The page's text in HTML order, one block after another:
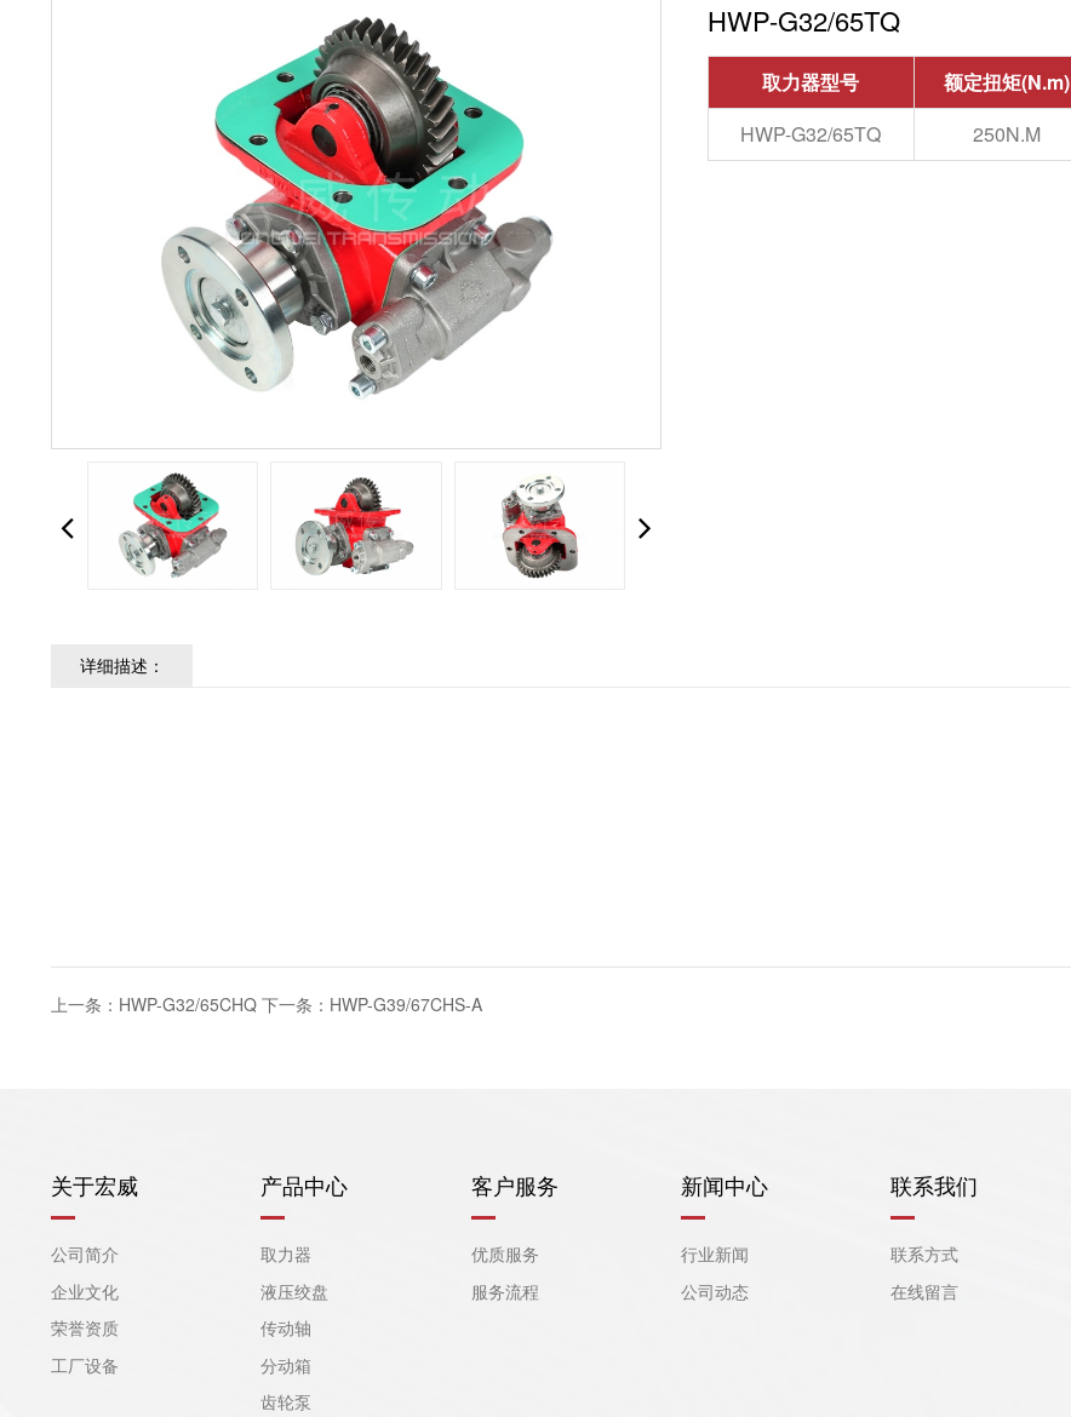
HWP-G32/65TQ
取力器型号 额定扭矩(N.m)
HWP-G32/65TQ
250N.M
详细描述：
上一条：HWP-G32/65CHQ 下一条：HWP-G39/67CHS-A
关于宏威
公司简介
企业文化
荣誉资质
工厂设备
产品中心
取力器
液压绞盘
传动轴
分动箱
齿轮泵
客户服务
优质服务
服务流程
新闻中心
行业新闻
公司动态
联系我们
联系方式
在线留言